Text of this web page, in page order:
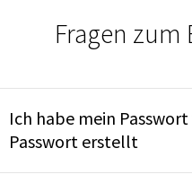
Fragen
Ich habe mein
Passwort erstellt